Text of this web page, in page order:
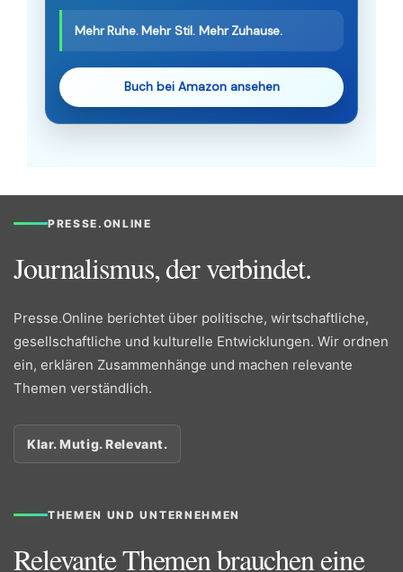
Mehr Ruhe. Mehr Stil. Mehr Zuhause.
Buch bei Amazon ansehen
PRESSE.ONLINE
Journalismus, der verbindet.
Presse.Online berichtet über politische, wirtschaftliche,
gesellschaftliche und kulturelle Entwicklungen. Wir ordnen
ein, erklären Zusammenhänge und machen relevante
Themen verständlich.
Klar. Mutig. Relevant.
THEMEN UND UNTERNEHMEN
Relevante Themen brauchen eine